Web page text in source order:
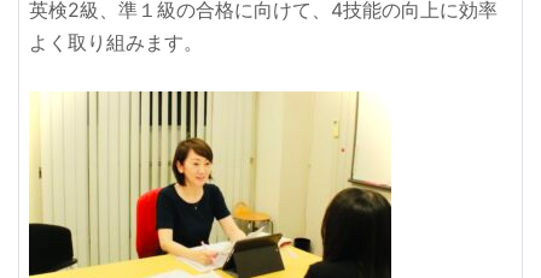
英検2級、準１級の合格に向けて、4技能の向上に効率
よく取り組みます。